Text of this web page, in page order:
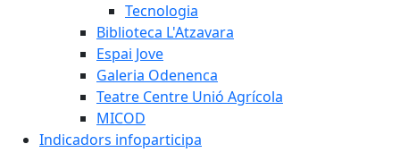
Tecnologia
Biblioteca L'Atzavara
Espai Jove
Galeria Odenenca
Teatre Centre Unió Agrícola
MICOD
Indicadors infoparticipa